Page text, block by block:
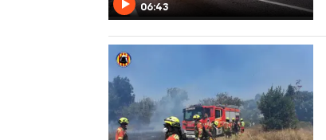
06:43